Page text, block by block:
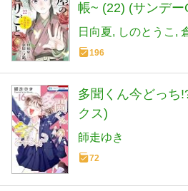
帳~ (22) (サンデ
日向夏 しのとうこ
196
多聞くん今どっち
クス)
師走ゆき
72